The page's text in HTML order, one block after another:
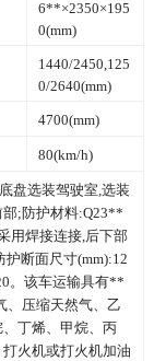
6**×2350×195
0(mm)
1440/2450,125
0/2640(mm)
4700(mm)
80(km/h)
盘选装驾驶室,选装
;防护材料:Q23**
用焊接连接,后下部
护断面尺寸(mm):12
。该车运输具有**
、压缩天然气、乙
丁烯、甲烷、丙
火机或打火机加油